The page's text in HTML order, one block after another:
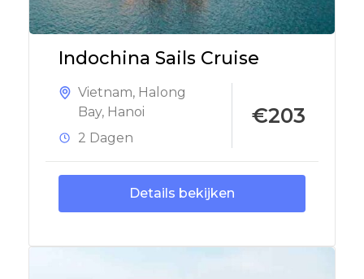
Indochina Sails Cruise
Vietnam, Halong
Bay, Hanoi
2 Dagen
€203
Details bekijken